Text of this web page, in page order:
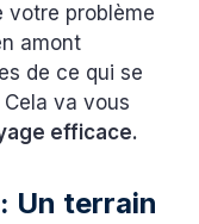
votre problème
amont
de ce qui se
va vous
efficace.
Un terrain